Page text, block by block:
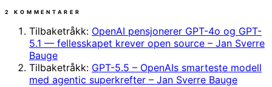
2 KOMMENTARER
Tilbaketråkk: OpenAI pensjonerer GPT-4o og GPT-
5.1 — fellesskapet krever open source – Jan Sverre
Bauge
Tilbaketråkk: GPT-5.5 – OpenAIs smarteste modell
med agentic superkrefter – Jan Sverre Bauge